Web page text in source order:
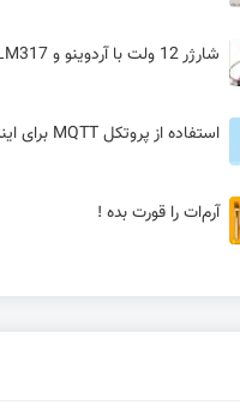
شارژر 12 ولت با آردوینو و LM317
استفاده از پروتکل MQTT برای اینترنت اشیاء (IOT)
آرم‌ات را قورت بده !